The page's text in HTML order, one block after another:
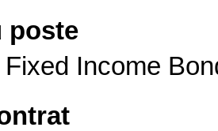
poste
Income